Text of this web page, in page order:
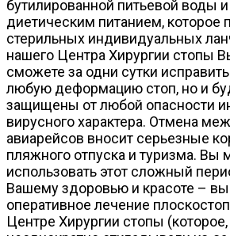
бутилированной питьевой воды
диетическим питанием, которое
стерильных индивидуальных
нашего Центра Хирургии стопы
сможете за одни сутки
любую деформацию стоп, но и
защищены от любой опасности
вирусного характера. Отмена
авиарейсов вносит серьезные
пляжного отпуска и туризма. Вы
использовать этот сложный
Вашему здоровью и красоте –
оперативное лечение
Центре Хирургии стопы